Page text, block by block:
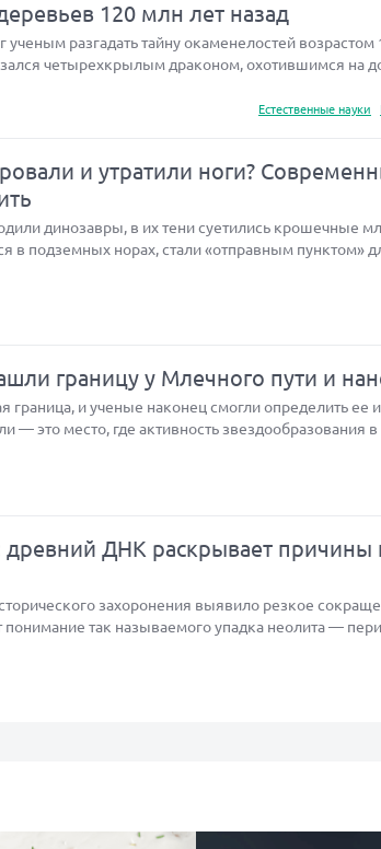
120 млн лет назад
разгадать тайну окаменелостей возрастом
четырехкрылым драконом, охотившимся на
Естественные науки
и утратили ноги?
динозавры, в их тени суетились крошечные
в подземных норах, стали «отправным пунктом»
границу у Млечного пути и
граница, и ученые наконец смогли определить ее и
— это место, где активность звездообразования в
древний ДНК раскрывает причины
захоронения выявило резкое
так называемого упадка неолита —